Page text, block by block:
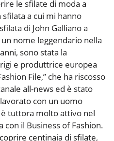
le sfilate di moda a
a cui mi hanno
di John Galliano a
nome leggendario nella
sono stata la
e produttrice europea
File,” che ha riscosso
all-news ed è stato
con un uomo
tuttora molto attivo nel
con il Business of Fashion.
centinaia di sfilate,